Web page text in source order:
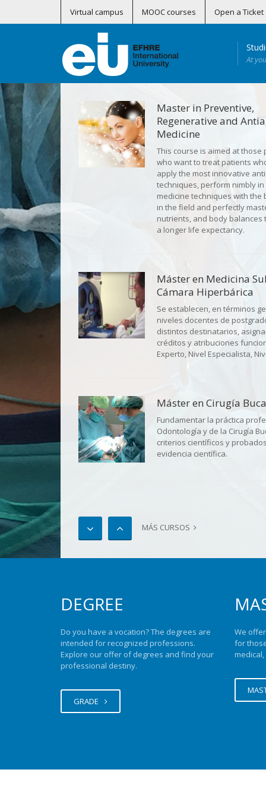
Virtual campus MOOC courses Open a Ticket
At
Master in Preventive,
Regenerative and
Medicine
This course is aimed at those
who want to treat patients
apply the most innovative
techniques, perform nimbly
medicine techniques with the
in the field and perfectly
nutrients, and body balances
a longer life expectancy.
Máster en Medicina
Cámara Hiperbárica
Se establecen, en términos
niveles docentes de
distintos destinatarios,
créditos y atribuciones
Experto, Nivel Especialista,
Máster en Cirugía
Fundamentar la práctica
Odontología y de la Cirugía
criterios científicos y
evidencia científica.
Bucofacial con criterios
Technologies
The Degree in Biomedical
responds to the needs of
the healthcare sector.
Hiperbárica
MÁS CURSOS
DEGREE
Do you have a vocation?The degrees are
intended for recognized professions.
Explore our offer of degrees and find your
professional destiny.
GRADE
We
for